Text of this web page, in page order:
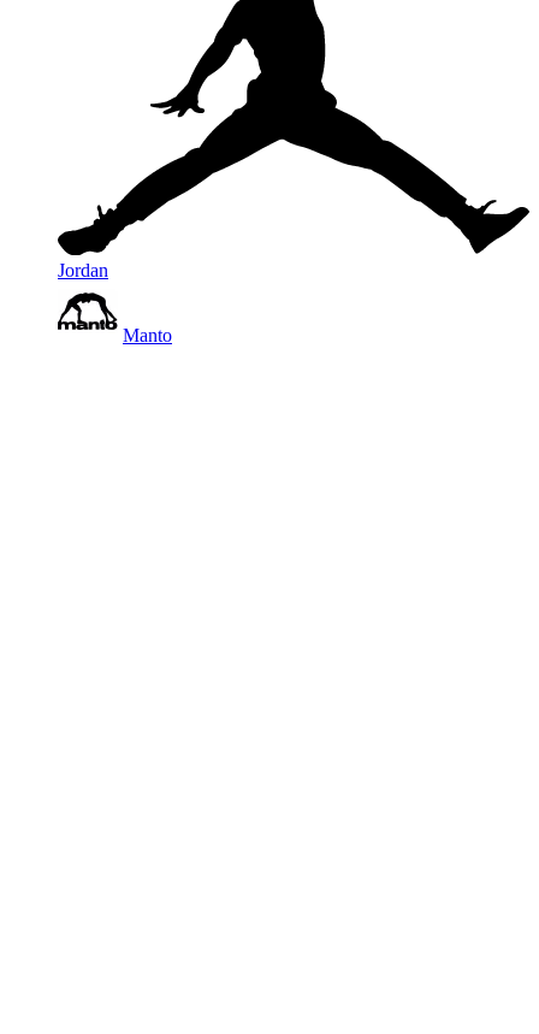
Jordan
Manto